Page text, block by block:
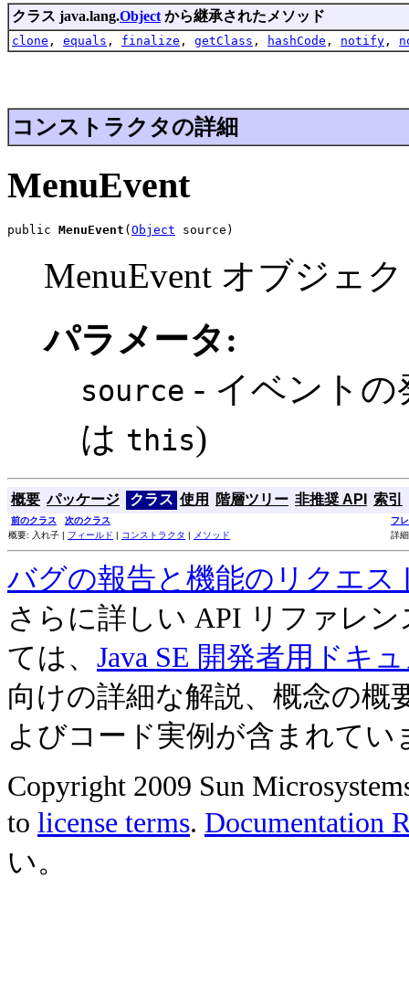
クラス java.lang.Object から継承されたメソッド
clone , equals , finalize , getClass , hashCode , notify ,
コンストラクタの詳細
MenuEvent
public MenuEvent ( Object source)
MenuEvent オブジェ
パラメータ:
source - イベントの
は this)
概要 パッケージ クラス 使用 階層ツリー 非推奨 API 索引
前のクラス 次のクラス
フ
概要: 入れ子 | フィールド | コンストラクタ | メソッド 詳
バグの報告と機能のリクエス
さらに詳しい API リファレ
ては、 Java SE 開発者用ドキ
向けの詳細な解説、概念の概
よびコード実例が含まれてい
Copyright 2009 Sun
to license terms. Documentation
い。